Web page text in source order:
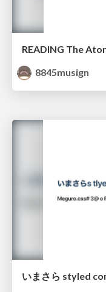
READING The
8845musign
いまさら styled